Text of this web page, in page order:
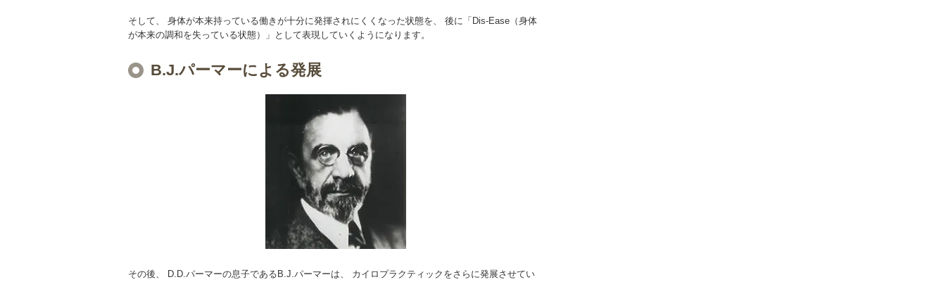
そして、 身体が本来持っている働きが十分に発揮されにくくなった状態を、 後に「Dis-Ease（身体
が本来の調和を失っている状態）」として表現していくようになります。
B.J.パーマーによる発展
その後、 D.D.パーマーの息子であるB.J.パーマーは、 カイロプラクティックをさらに発展させてい